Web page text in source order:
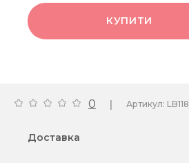
КУПИТИ
0 | Артикул: LB118
Доставка